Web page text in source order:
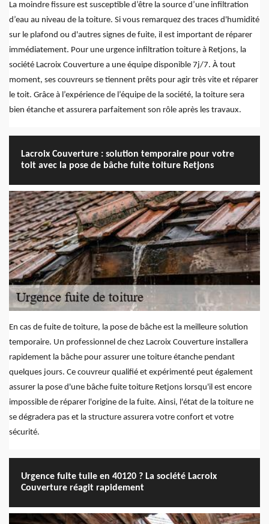
La moindre fissure est susceptible d’être la source d’une infiltration
d’eau au niveau de la toiture. Si vous remarquez des traces d'humidité
sur le plafond ou d'autres signes de fuite, il est important de réparer
immédiatement. Pour une urgence infiltration toiture à Retjons, la
société Lacroix Couverture a une équipe disponible 7j/7. À tout
moment, ses couvreurs se tiennent prêts pour agir très vite et réparer
le toit. Grâce à l’expérience de l’équipe de la société, la toiture sera
bien étanche et assurera parfaitement son rôle après les travaux.
Lacroix Couverture : solution temporaire pour votre
toit avec la pose de bâche fuite toiture Retjons
En cas de fuite de toiture, la pose de bâche est la meilleure solution
temporaire. Un professionnel de chez Lacroix Couverture installera
rapidement la bâche pour assurer une toiture étanche pendant
quelques jours. Ce couvreur qualifié et expérimenté peut également
assurer la pose d'une bâche fuite toiture Retjons lorsqu'il est encore
impossible de réparer l'origine de la fuite. Ainsi, l'état de la toiture ne
se dégradera pas et la structure assurera votre confort et votre
sécurité.
Urgence fuite tuile en 40120 ? La société Lacroix
Couverture réagit rapidement